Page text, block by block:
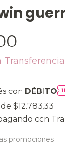
con DÉBITO
$12.783,33
con
promociones